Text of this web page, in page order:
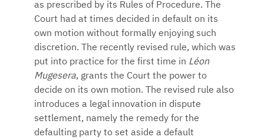
as prescribed by its Rules of Procedure. The
Court had at times decided in default on its
own motion without formally enjoying such
discretion. The recently revised rule, which was
put into practice for the first time in Léon
Mugesera, grants the Court the power to
decide on its own motion. The revised rule also
introduces a legal innovation in dispute
settlement, namely the remedy for the
defaulting party to set aside a default